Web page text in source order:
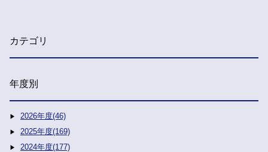
カテゴリ
年度別
2026年度(46)
2025年度(169)
2024年度(177)